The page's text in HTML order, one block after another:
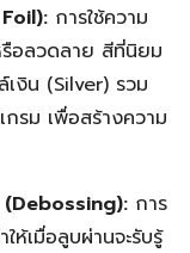
การใช้ความ
อลวดลาย สีที่นิยม
งิน (Silver) รวม
รม เพื่อสร้างความ
การ
ห้เมื่อลูบผ่านจะรับรู้